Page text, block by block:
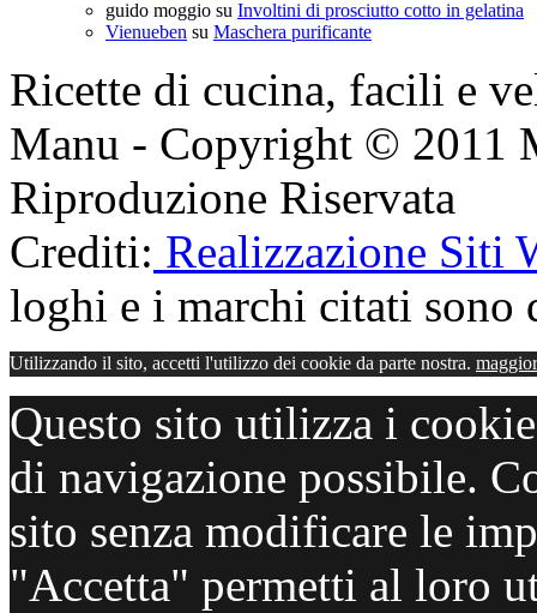
guido moggio su Involtini di prosciutto cotto in gelatina
Vienueben su Maschera purificante
Ricette di cucina, facili e
Manu - Copyright © 2011
Riproduzione Riservata
Crediti: Realizzazione Siti
loghi e i marchi citati
Utilizzando il sito, accetti l'utilizzo dei cookie da parte nostra.
Questo sito utilizza i
di navigazione possibile.
sito senza modificare le
"Accetta" permetti al loro